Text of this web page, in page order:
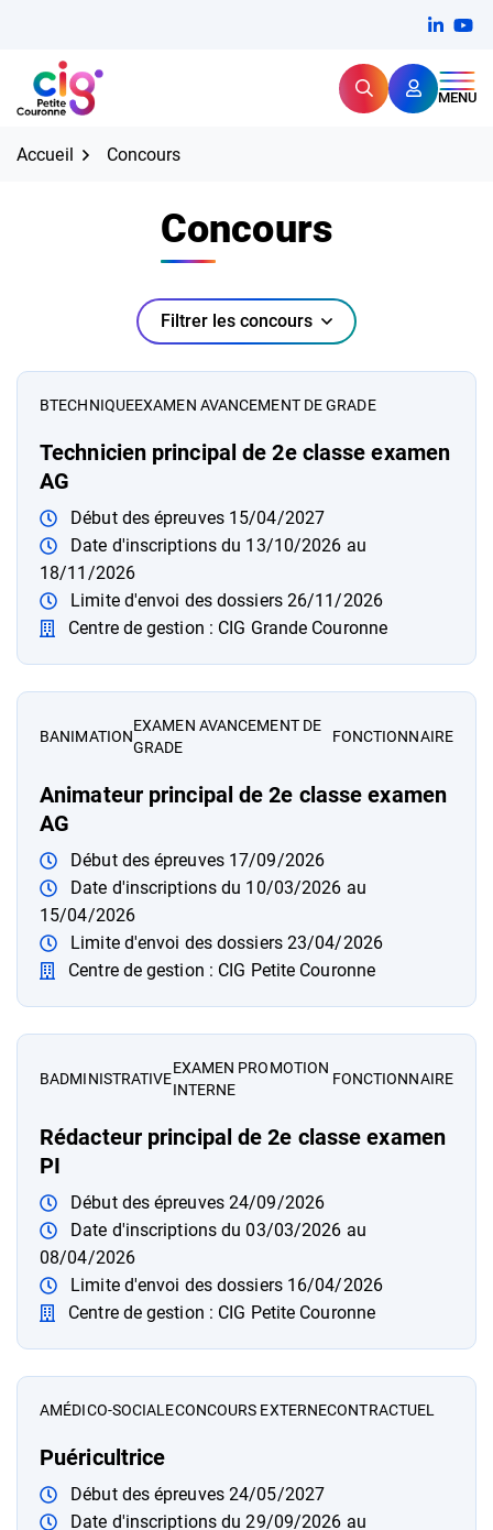
contenu
CIG Petite Couronne RechercherMENU
Expertise et proximité pour
Accueil Concours
Concours
Filtrer les concours
Filtrer les concours
Liste des concours
BTECHNIQUEEXAMEN AVANCEMENT DE GRADE
Technicien principal de 2e classe examen
AG
Début des épreuves 15/04/2027
Date d'inscriptions du 13/10/2026 au
18/11/2026
Limite d'envoi des dossiers 26/11/2026
Centre de gestion : CIG Grande Couronne
BANIMATION
EXAMEN AVANCEMENT DE
GRADE
FONCTIONNAIRE
Animateur principal de 2e classe examen
AG
Début des épreuves 17/09/2026
Date d'inscriptions du 10/03/2026 au
15/04/2026
Limite d'envoi des dossiers 23/04/2026
Centre de gestion : CIG Petite Couronne
BADMINISTRATIVE
EXAMEN PROMOTION
INTERNE
FONCTIONNAIRE
Rédacteur principal de 2e classe examen
PI
Début des épreuves 24/09/2026
Date d'inscriptions du 03/03/2026 au
08/04/2026
Limite d'envoi des dossiers 16/04/2026
Centre de gestion : CIG Petite Couronne
AMÉDICO-SOCIALECONCOURS EXTERNECONTRACTUEL
Puéricultrice
Début des épreuves 24/05/2027
Date d'inscriptions du 29/09/2026 au